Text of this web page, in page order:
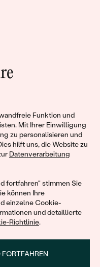
Funktion und
Mit Ihrer Einwilligung
zu personalisieren und
hilft uns, die Website zu
Datenverarbeitung
fortfahren" stimmen Sie
können Ihre
einzelne Cookie-
und detaillierte
Richtlinie.
wir
und